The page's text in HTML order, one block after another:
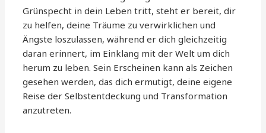
Grünspecht in dein Leben tritt, steht er bereit, dir
zu helfen, deine Träume zu verwirklichen und
Ängste loszulassen, während er dich gleichzeitig
daran erinnert, im Einklang mit der Welt um dich
herum zu leben. Sein Erscheinen kann als Zeichen
gesehen werden, das dich ermutigt, deine eigene
Reise der Selbstentdeckung und Transformation
anzutreten.